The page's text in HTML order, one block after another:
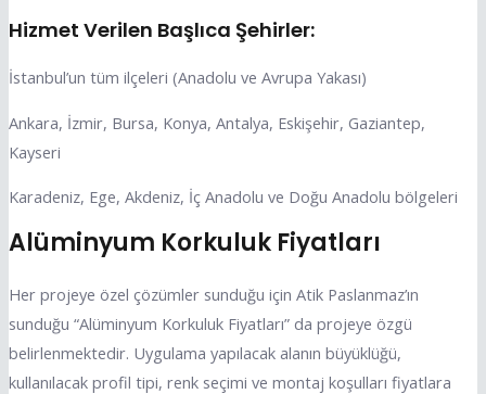
Hizmet Verilen Başlıca Şehirler:
İstanbul’un tüm ilçeleri (Anadolu ve Avrupa Yakası)
Ankara, İzmir, Bursa, Konya, Antalya, Eskişehir, Gaziantep,
Kayseri
Karadeniz, Ege, Akdeniz, İç Anadolu ve Doğu Anadolu bölgeleri
Alüminyum Korkuluk Fiyatları
Her projeye özel çözümler sunduğu için Atik Paslanmaz’ın
sunduğu “Alüminyum Korkuluk Fiyatları” da projeye özgü
belirlenmektedir. Uygulama yapılacak alanın büyüklüğü,
kullanılacak profil tipi, renk seçimi ve montaj koşulları fiyatlara